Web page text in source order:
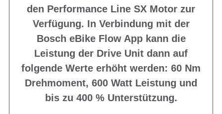
den Performance Line SX Motor zur
Verfügung. In Verbindung mit der
Bosch eBike Flow App kann die
Leistung der Drive Unit dann auf
folgende Werte erhöht werden: 60 Nm
Drehmoment, 600 Watt Leistung und
bis zu 400 % Unterstützung.